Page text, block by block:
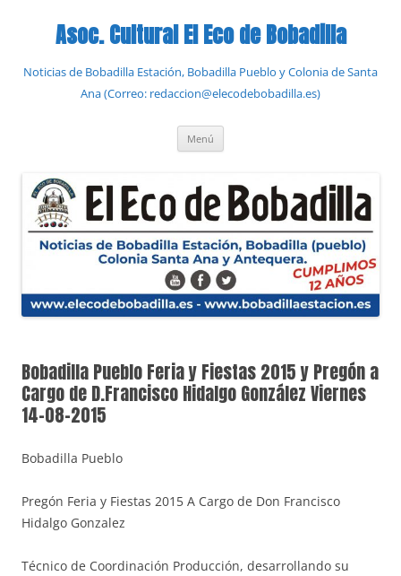
contenidoAsoc. Cultural El Eco de Bobadilla
Noticias de Bobadilla Estación, Bobadilla Pueblo y Colonia de Santa
Ana (Correo: redaccion@elecodebobadilla.es)
Menú
Bobadilla Pueblo Feria y Fiestas 2015 y Pregón a
Cargo de D.Francisco Hidalgo González Viernes
14-08-2015
Bobadilla Pueblo
Pregón Feria y Fiestas 2015 A Cargo de Don Francisco
Hidalgo Gonzalez
Técnico de Coordinación Producción, desarrollando su